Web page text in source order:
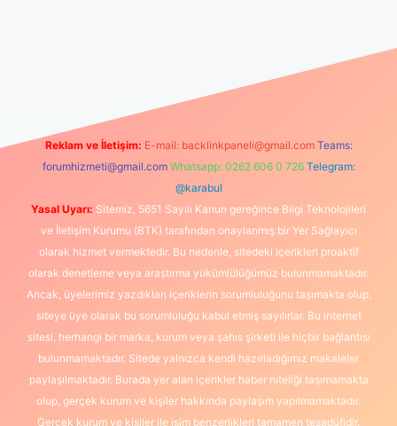
elexbetgiris.org
Reklam ve İletişim: E-mail: backlinkpaneli@gmail.com Teams:
forumhizmeti@gmail.com Whatsapp: 0262 606 0 726 Telegram:
@karabul
Yasal Uyarı: Sitemiz, 5651 Sayılı Kanun gereğince Bilgi Teknolojileri
ve İletişim Kurumu (BTK) tarafından onaylanmış bir Yer Sağlayıcı
olarak hizmet vermektedir. Bu nedenle, sitedeki içerikleri proaktif
olarak denetleme veya araştırma yükümlülüğümüz bulunmamaktadır.
Ancak, üyelerimiz yazdıkları içeriklerin sorumluluğunu taşımakta olup,
siteye üye olarak bu sorumluluğu kabul etmiş sayılırlar. Bu internet
sitesi, herhangi bir marka, kurum veya şahıs şirketi ile hiçbir bağlantısı
bulunmamaktadır. Sitede yalnızca kendi hazırladığımız makaleler
paylaşılmaktadır. Burada yer alan içerikler haber niteliği taşımamakta
olup, gerçek kurum ve kişiler hakkında paylaşım yapılmamaktadır.
Gerçek kurum ve kişiler ile isim benzerlikleri tamamen tesadüfidir.